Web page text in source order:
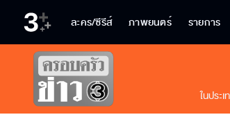
ละคร/ซีรีส์ ภาพยนตร์ รายการ
ในประเ